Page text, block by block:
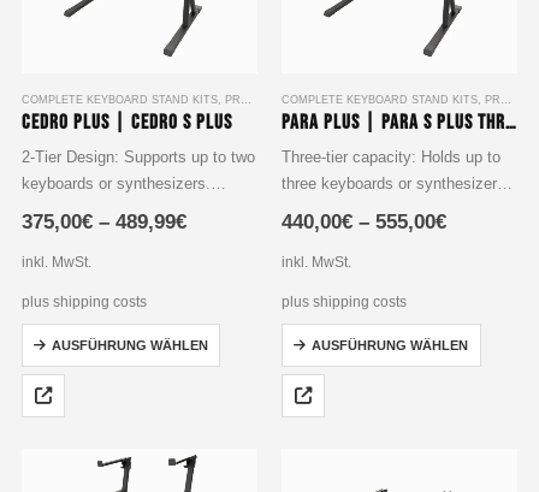
COMPLETE KEYBOARD STAND KITS, PRODUCTS
Cedro Plus | Cedro S Plus
2-Tier Design: Supports up to two
keyboards or synthesizers.
with diagonal support brace for
heavy setups
Plus includes a built-in…
375,00€– 489,99€
inkl. MwSt.
plus shipping costs
AUSFÜHRUNG WÄHLEN
Dieses
Produkt
weist
mehrere
COMPLETE KEYBOARD STAND KITS PRODUCTS
Para Plus | Para S Plus Three-Tier Keyboard Stand Set with stand assembly with support strut
Three-tier capacity: Holds up to
three keyboards or synthesizers,
versatile setups.
additional stand assembly with
High-quality materials:
Constructed of premium…
440,00€ – 555,00€
inkl. MwSt.
plus shipping costs
AUSFÜHRUNG WÄHLEN
Dieses
Produkt
weist
mehrere